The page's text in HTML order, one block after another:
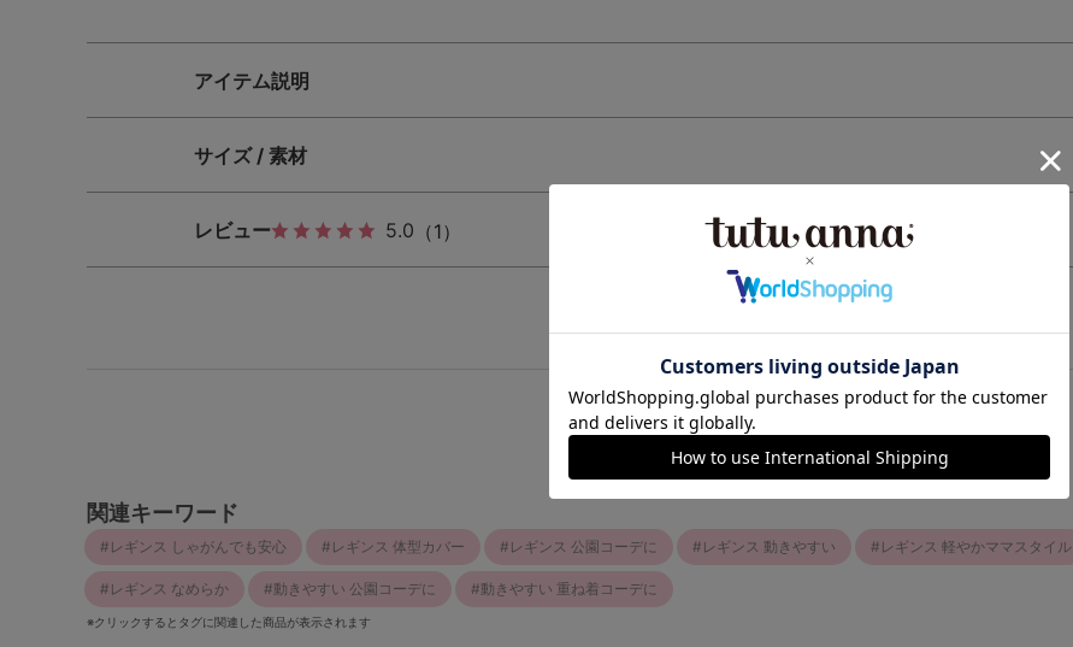
L-CD
アイテム説明
サイズ / 素材
レビュー 5.0 （1）
この商品と一緒に見られている商品
最近チェックしたアイテム
関連キーワード
レギンス しゃがんでも安心 レギンス 体型カバー レギンス 公園コーデに レギンス 動きやすい レギンス 軽やかママスタイル
レギンス なめらか 動きやすい 公園コーデに 動きやすい 重ね着コーデに
※クリックするとタグに関連した商品が表示されます